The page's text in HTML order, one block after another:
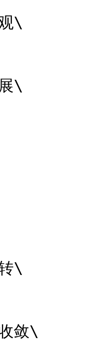
\
\
\
敛\